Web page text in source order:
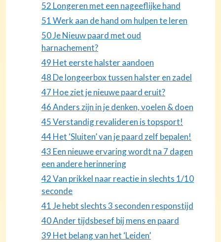
52 Longeren met een nageeflijke hand
51 Werk aan de hand om hulpen te leren
50 Je Nieuw paard met oud
harnachement?
49 Het eerste halster aandoen
48 De longeerbox tussen halster en zadel
47 Hoe ziet je nieuwe paard eruit?
46 Anders zijn in je denken, voelen & doen
45 Verstandig revalideren is topsport!
44 Het ‘Sluiten’ van je paard zelf bepalen!
43 Een nieuwe ervaring wordt na 7 dagen
een andere herinnering
42 Van prikkel naar reactie in slechts 1/10
seconde
41 Je hebt slechts 3 seconden responstijd
40 Ander tijdsbesef bij mens en paard
39 Het belang van het ‘Leiden’